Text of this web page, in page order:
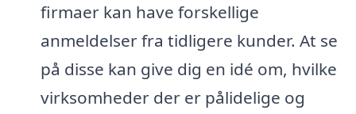
firmaer kan have forskellige
anmeldelser fra tidligere kunder. At se
på disse kan give dig en idé om, hvilke
virksomheder der er pålidelige og